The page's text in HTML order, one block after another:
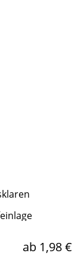
ab 1,98 €